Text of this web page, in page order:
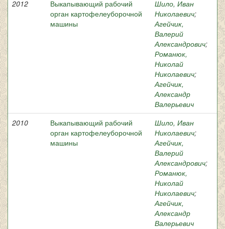
2012
Выкапывающий рабочий
орган картофелеуборочной
машины
Шило, Иван
Николаевич;
Агейчик,
Валерий
Александрович;
Романюк,
Николай
Николаевич;
Агейчик,
Александр
Валерьевич
2010
Выкапывающий рабочий
орган картофелеуборочной
машины
Шило, Иван
Николаевич;
Агейчик,
Валерий
Александрович;
Романюк,
Николай
Николаевич;
Агейчик,
Александр
Валерьевич